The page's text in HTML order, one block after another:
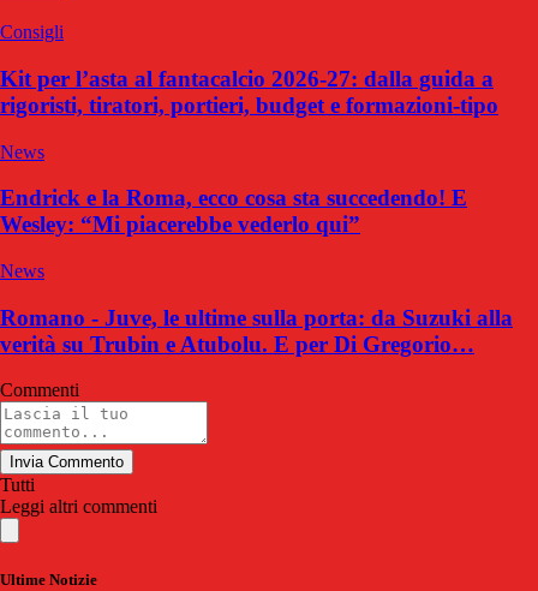
Consigli
Kit per l’asta al fantacalcio 2026-27: dalla guida a
rigoristi, tiratori, portieri, budget e formazioni-tipo
News
Endrick e la Roma, ecco cosa sta succedendo! E
Wesley: “Mi piacerebbe vederlo qui”
News
Romano - Juve, le ultime sulla porta: da Suzuki alla
verità su Trubin e Atubolu. E per Di Gregorio…
Commenti
Invia Commento
Tutti
Leggi altri commenti
Ultime Notizie